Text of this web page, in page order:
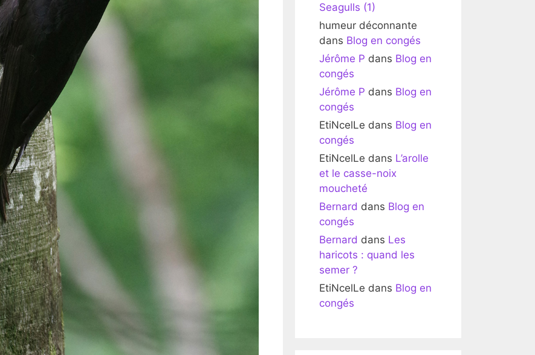
Seagulls (1)
humeur déconnante
dans Blog en congés
Jérôme P dans Blog en
congés
Jérôme P dans Blog en
congés
EtiNcelLe dans Blog en
congés
EtiNcelLe dans L’arolle
et le casse-noix
moucheté
Bernard dans Blog en
congés
Bernard dans Les
haricots : quand les
semer ?
EtiNcelLe dans Blog en
congés